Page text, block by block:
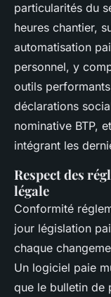
particularités du
heures chantier,
automatisation
personnel, y
outils
déclarations
nominative BTP,
intégrant les
Respect des
légale
Conformité
jour législation
chaque
Un logiciel paie
que le bulletin de